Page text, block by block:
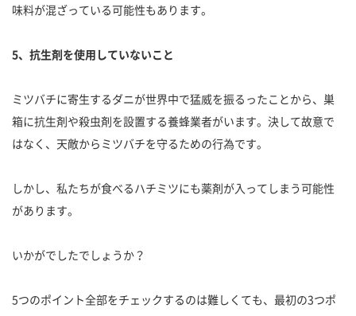
味料が混ざっている可能性もあります。
5、抗生剤を使用していないこと
ミツバチに寄生するダニが世界中で猛威を振るったことから、巣
箱に抗生剤や殺虫剤を設置する養蜂業者がいます。決して故意で
はなく、天敵からミツバチを守るための行為です。
しかし、私たちが食べるハチミツにも薬剤が入ってしまう可能性
があります。
いかがでしたでしょうか？
5つのポイント全部をチェックするのは難しくても、最初の3つポ